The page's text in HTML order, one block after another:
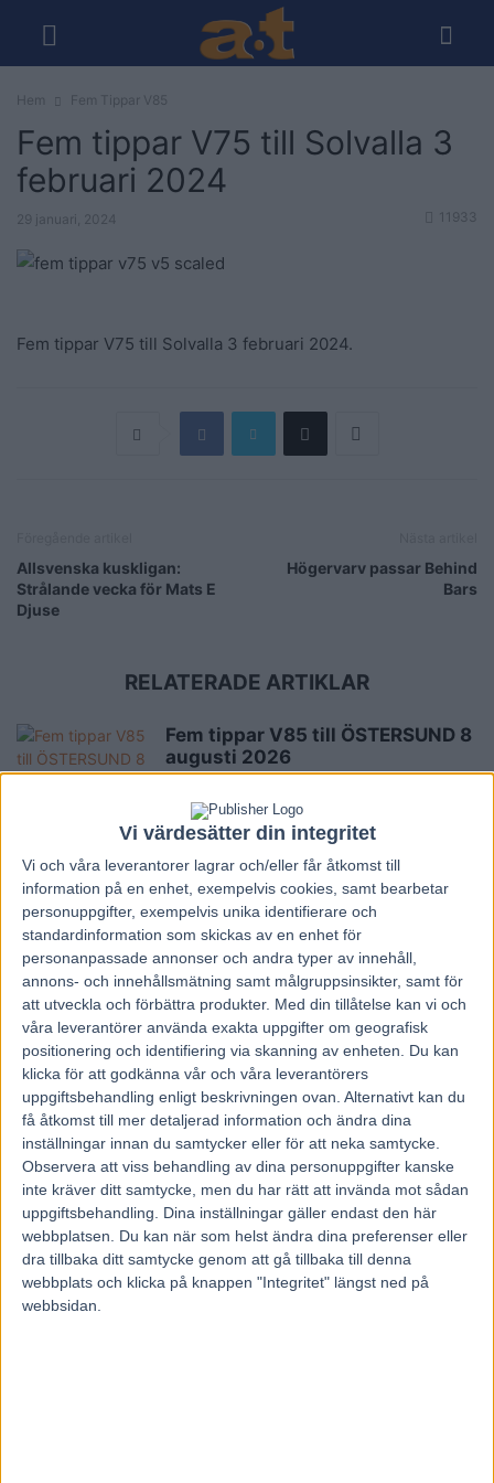
Vi värdesätter din integritet
Vi och våra leverantorer lagrar och/eller får åtkomst till
information på en enhet, exempelvis cookies, samt bearbetar
personuppgifter, exempelvis unika identifierare och
standardinformation som skickas av en enhet för
personanpassade annonser och andra typer av innehåll,
annons- och innehållsmätning samt målgruppsinsikter, samt för
att utveckla och förbättra produkter. Med din tillåtelse kan vi och
våra leverantörer använda exakta uppgifter om geografisk
positionering och identifiering via skanning av enheten. Du kan
klicka för att godkänna vår och våra leverantörers
uppgiftsbehandling enligt beskrivningen ovan. Alternativt kan du
få åtkomst till mer detaljerad information och ändra dina
inställningar innan du samtycker eller för att neka samtycke.
Observera att viss behandling av dina personuppgifter kanske
inte kräver ditt samtycke, men du har rätt att invända mot sådan
uppgiftsbehandling. Dina inställningar gäller endast den här
webbplatsen. Du kan när som helst ändra dina preferenser eller
dra tillbaka ditt samtycke genom att gå tillbaka till denna
webbplats och klicka på knappen "Integritet" längst ned på
webbsidan.
Hem Fem Tippar V85
Fem tippar V75 till Solvalla 3
februari 2024
29 januari, 2024 11933
Fem tippar V75 till Solvalla 3 februari 2024.
Allsvenska kuskligan:
Strålande vecka för Mats E
Djuse
Högervarv passar Behind
Bars
RELATERADE ARTIKLAR
Fem tippar V85 till ÖSTERSUND 8
augusti 2026
Fem tippar V85 till RÄTTVIK 1
augusti 2026
27 juli, 2026
Fem tippar V85 BOLLNÄS 25 juli
2026
INGA KOMMENTARER
KOMMENTERA ARTIKELN